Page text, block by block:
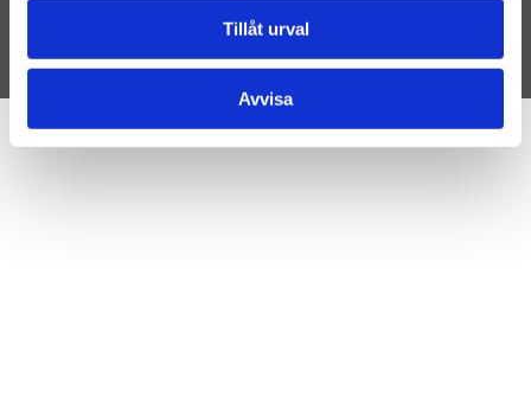
Tillåt urval
Avvisa